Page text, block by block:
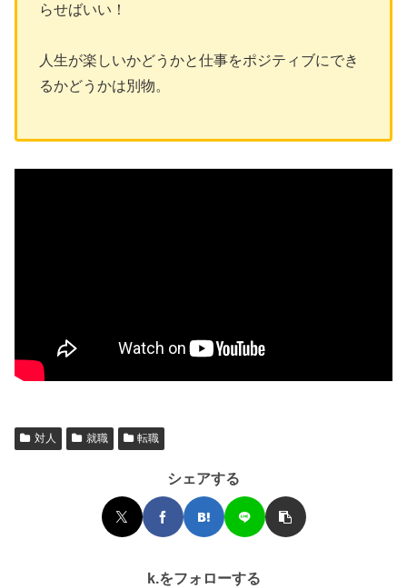
らせばいい！
人生が楽しいかどうかと仕事をポジティブにでき
るかどうかは別物。
対人 就職 転職
シェアする
k.をフォローする